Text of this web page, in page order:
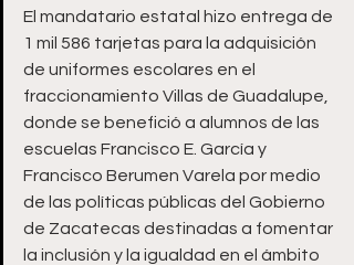
El mandatario estatal hizo entrega de
1 mil 586 tarjetas para la adquisición
de uniformes escolares en el
fraccionamiento Villas de Guadalupe,
donde se benefició a alumnos de las
escuelas Francisco E. García y
Francisco Berumen Varela por medio
de las políticas públicas del Gobierno
de Zacatecas destinadas a fomentar
la inclusión y la igualdad en el ámbito